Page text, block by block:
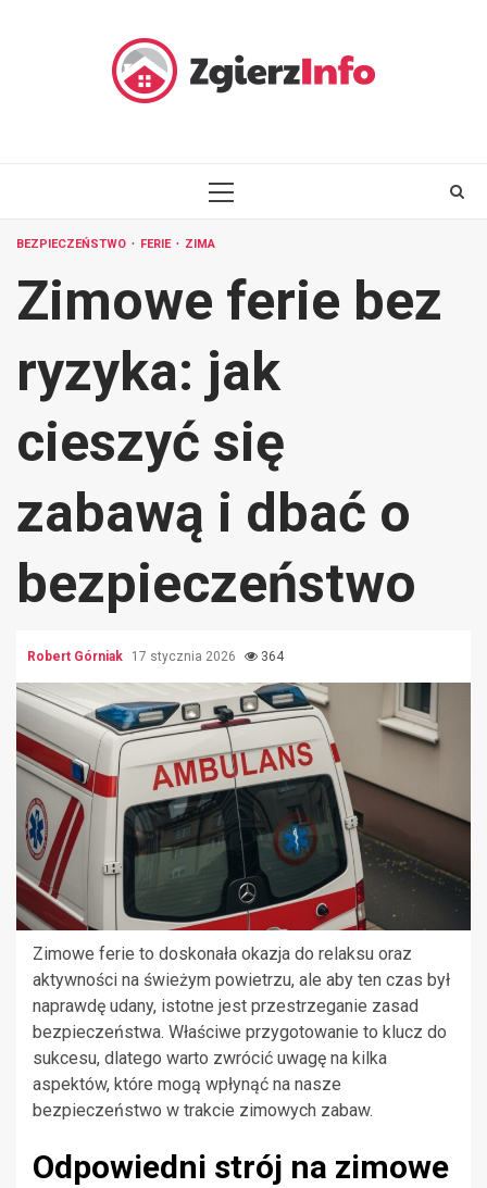
PRIMARY
BEZPIECZEŃSTWO FERIE ZIMA
Zimowe ferie bez
ryzyka: jak
cieszyć się
zabawą i dbać o
bezpieczeństwo
Robert Górniak 17 stycznia 2026 364
Zimowe ferie to doskonała okazja do relaksu oraz
aktywności na świeżym powietrzu, ale aby ten czas był
naprawdę udany, istotne jest przestrzeganie zasad
bezpieczeństwa. Właściwe przygotowanie to klucz do
sukcesu, dlatego warto zwrócić uwagę na kilka
aspektów, które mogą wpłynąć na nasze
bezpieczeństwo w trakcie zimowych zabaw.
Odpowiedni strój na zimowe